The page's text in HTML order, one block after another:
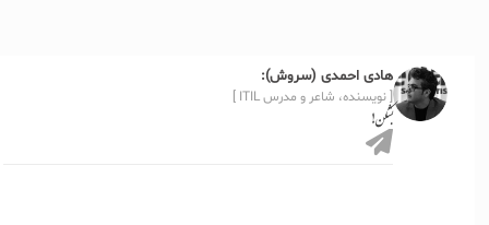
هادی احمدی (سروش):
[ نویسنده، شاعر و مدرس ITIL ]
بشکن!